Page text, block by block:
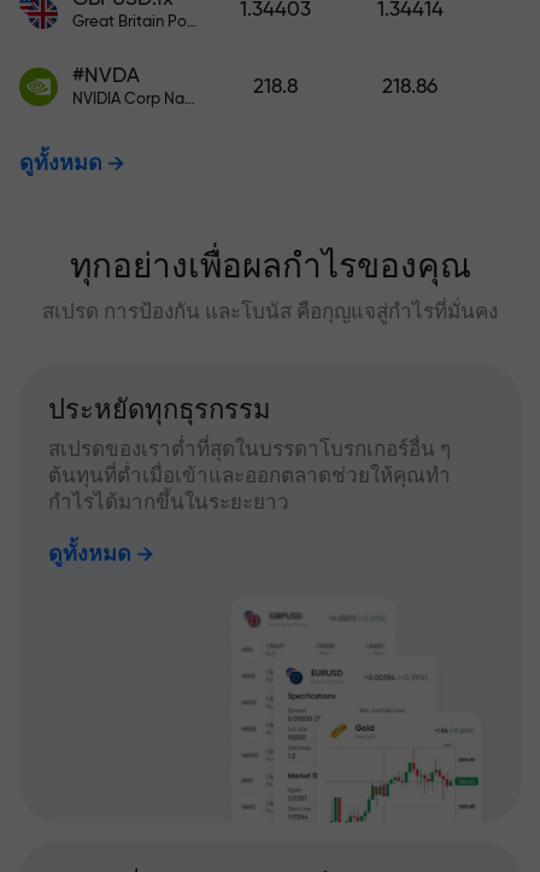
Great Britain Pound vs US Dollar
1.34403 1.34414
#NVDA
NVIDIA Corp Nasdaq Stock Exchange (Nasdaq) USD
218.8 218.86
ดูทั้งหมด
ทุกอย่างเพื่อผลกำไรของคุณ
สเปรด การป้องกัน และโบนัส คือกุญแจสู่กำไรที่มั่นคง
ประหยัดทุกธุรกรรม
สเปรดของเราต่ำที่สุดในบรรดาโบรกเกอร์อื่น ๆ
ต้นทุนที่ต่ำเมื่อเข้าและออกตลาดช่วยให้คุณทำ
กำไรได้มากขึ้นในระยะยาว
ดูทั้งหมด